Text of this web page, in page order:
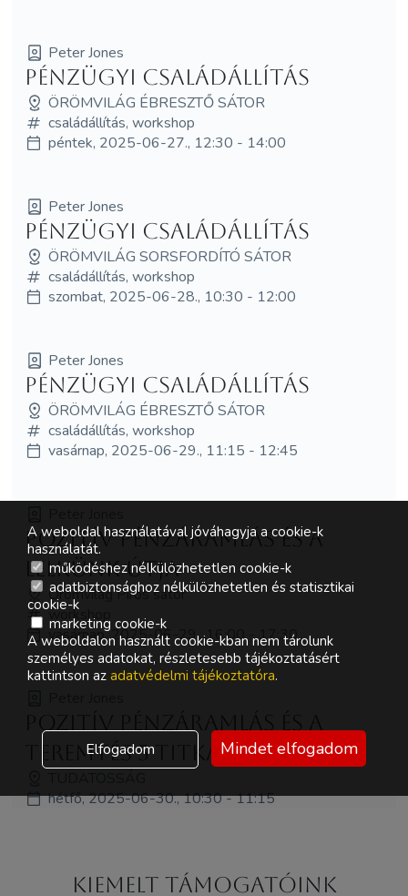
Peter Jones
Pénzügyi családállítás
ÖRÖMVILÁG ÉBRESZTŐ SÁTOR
családállítás, workshop
péntek, 2025-06-27., 12:30 - 14:00
Peter Jones
Pénzügyi családállítás
ÖRÖMVILÁG SORSFORDÍTÓ SÁTOR
családállítás, workshop
szombat, 2025-06-28., 10:30 - 12:00
Peter Jones
Pénzügyi családállítás
ÖRÖMVILÁG ÉBRESZTŐ SÁTOR
családállítás, workshop
vasárnap, 2025-06-29., 11:15 - 12:45
Pozitív pénzáramlás és a
lelkünk útja
Örömvilág Piros sátor
workshop
vasárnap, 2025-06-29., 16:00 - 17:30
teremtés 5 titka
hétfő, 2025-06-30., 10:30 - 11:15
Kiemelt támogatóink
A weboldal használatával jóváhagyja a cookie-k
használatát.
működéshez nélkülözhetetlen cookie-k
adatbiztonsághoz nélkülözhetetlen és statisztikai
cookie-k
marketing cookie-k
A weboldalon használt cookie-kban nem tárolunk
személyes adatokat, részletesebb tájékoztatásért
kattintson az adatvédelmi tájékoztatóra.
Elfogadom Mindet elfogadom